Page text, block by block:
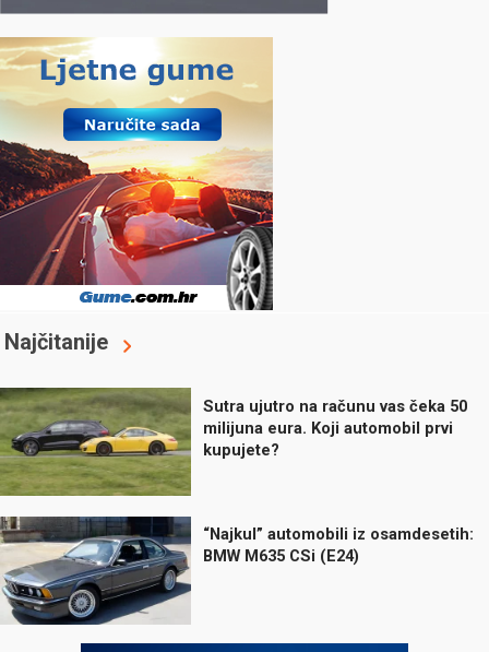
Najčitanije
Sutra ujutro na računu vas čeka 50
milijuna eura. Koji automobil prvi
kupujete?
“Najkul” automobili iz osamdesetih:
BMW M635 CSi (E24)